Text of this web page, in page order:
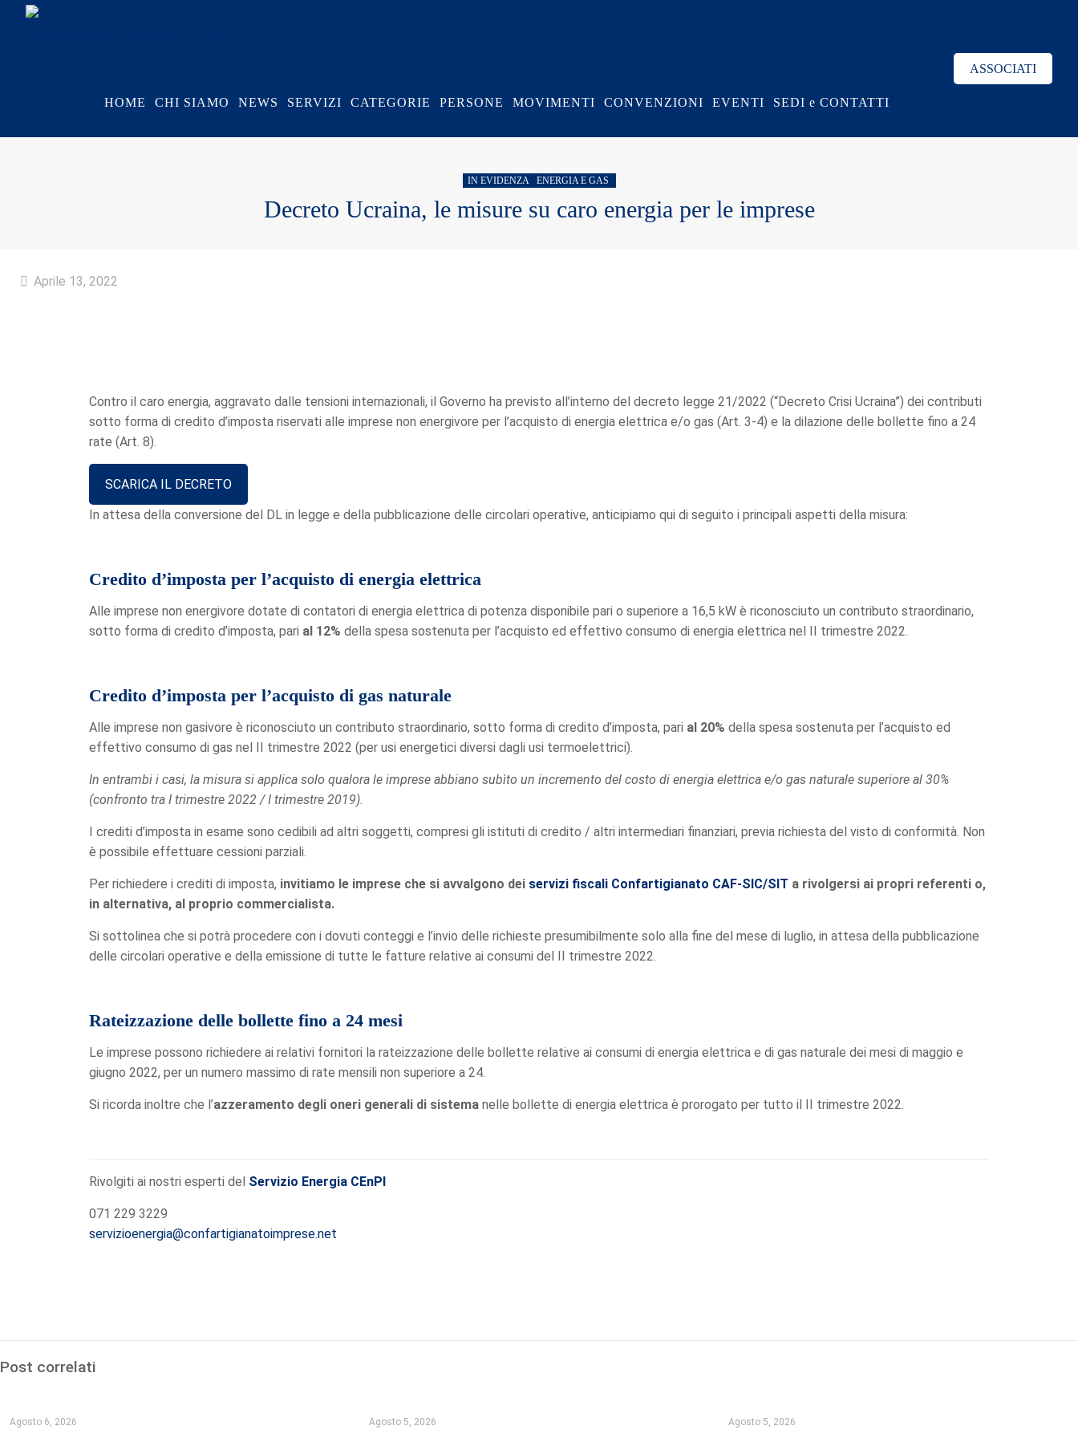
HOME CHI SIAMO NEWS SERVIZI CATEGORIE PERSONE MOVIMENTI CONVENZIONI EVENTI SEDI e CONTATTI
ASSOCIATI
IN EVIDENZA ENERGIA E GAS
Decreto Ucraina, le misure su caro energia per le imprese
Aprile 13, 2022
Contro il caro energia, aggravato dalle tensioni internazionali, il Governo ha previsto all’interno del decreto legge 21/2022 (“Decreto Crisi Ucraina”) dei contributi
sotto forma di credito d’imposta riservati alle imprese non energivore per l’acquisto di energia elettrica e/o gas (Art. 3-4) e la dilazione delle bollette fino a 24
rate (Art. 8).
SCARICA IL DECRETO
In attesa della conversione del DL in legge e della pubblicazione delle circolari operative, anticipiamo qui di seguito i principali aspetti della misura:
Credito d’imposta per l’acquisto di energia elettrica
Alle imprese non energivore dotate di contatori di energia elettrica di potenza disponibile pari o superiore a 16,5 kW è riconosciuto un contributo straordinario,
sotto forma di credito d’imposta, pari al 12%della spesa sostenuta per l’acquisto ed effettivo consumo di energia elettrica nel II trimestre 2022.
Credito d’imposta per l’acquisto di gas naturale
Alle imprese non gasivore è riconosciuto un contributo straordinario, sotto forma di credito d’imposta, pari al 20%della spesa sostenuta per l’acquisto ed
effettivo consumo di gas nel II trimestre 2022 (per usi energetici diversi dagli usi termoelettrici).
In entrambi i casi, la misura si applica solo qualora le imprese abbiano subìto un incremento del costo di energia elettrica e/o gas naturale superiore al 30%
(confronto tra I trimestre 2022 / I trimestre 2019).
I crediti d’imposta in esame sono cedibili ad altri soggetti, compresi gli istituti di credito / altri intermediari finanziari, previa richiesta del visto di conformità. Non
è possibile effettuare cessioni parziali.
Per richiedere i crediti di imposta, invitiamo le imprese che si avvalgono dei servizi fiscali Confartigianato CAF-SIC/SIT a rivolgersi ai propri referenti o,
in alternativa, al proprio commercialista.
Si sottolinea che si potrà procedere con i dovuti conteggi e l’invio delle richieste presumibilmente solo alla fine del mese di luglio, in attesa della pubblicazione
delle circolari operative e della emissione di tutte le fatture relative ai consumi del II trimestre 2022.
Rateizzazione delle bollette fino a 24 mesi
Le imprese possono richiedere ai relativi fornitori la rateizzazione delle bollette relative ai consumi di energia elettrica e di gas naturale dei mesi di maggio e
giugno 2022, per un numero massimo di rate mensili non superiore a 24.
Si ricorda inoltre che l’azzeramento degli oneri generali di sistema nelle bollette di energia elettrica è prorogato per tutto il II trimestre 2022.
Rivolgiti ai nostri esperti del Servizio Energia CEnPI
071 229 3229
servizioenergia@confartigianatoimprese.net
Post correlati
Agosto 6, 2026 Agosto 5, 2026 Agosto 5, 2026